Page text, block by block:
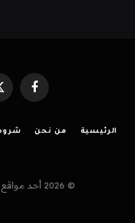
فيسبوك
الرئيسية من نحن
© 2026 أحد مواقع شبكة